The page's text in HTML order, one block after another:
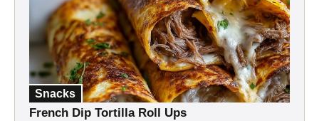
Snacks
French Dip Tortilla Roll Ups